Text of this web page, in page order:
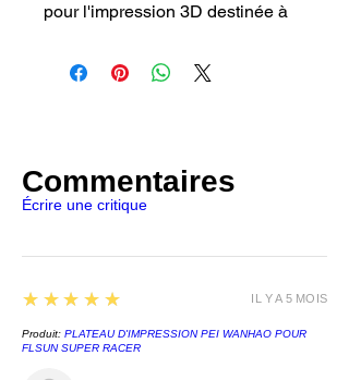
pour l'impression 3D destinée à
ASA de Polymaker offre une
possède d'excellentes propriétés
mécaniques et assure une bonne
adhésion entre les couches.
rouge, ce produit est proposé en
bobines de carton de 1kg et en
diamètres de 1.75mm.
Commentaires
Écrire une critique
5
★★★★★
Produit: PLATEAU D'IMPRESSION PEI WANHAO POUR
FLSUN SUPER RACER
IL Y A 5 MOIS